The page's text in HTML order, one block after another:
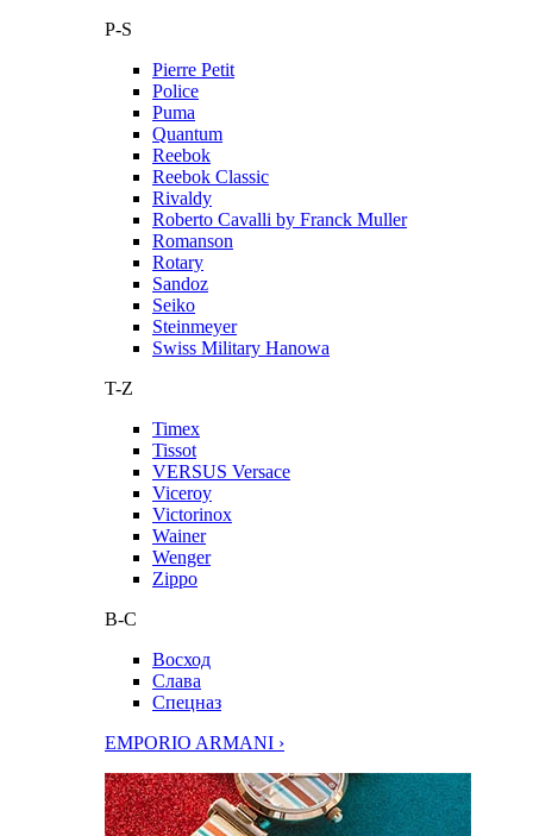
P-S
Pierre Petit
Police
Puma
Quantum
Reebok
Reebok Classic
Rivaldy
Roberto Cavalli by Franck Muller
Romanson
Rotary
Sandoz
Seiko
Steinmeyer
Swiss Military Hanowa
T-Z
Timex
Tissot
VERSUS Versace
Viceroy
Victorinox
Wainer
Wenger
Zippo
В-С
Восход
Слава
Спецназ
EMPORIO ARMANI ›